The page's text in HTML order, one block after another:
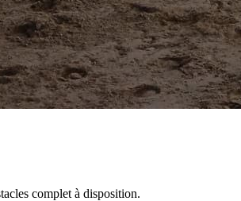
complet à disposition.